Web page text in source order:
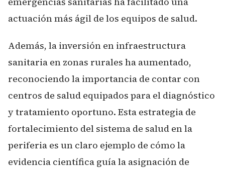
actuación más ágil de los equipos de salud.
Además, la inversión en infraestructura
sanitaria en zonas rurales ha aumentado,
reconociendo la importancia de contar con
centros de salud equipados para el diagnóstico
y tratamiento oportuno. Esta estrategia de
fortalecimiento del sistema de salud en la
periferia es un claro ejemplo de cómo la
evidencia científica guía la asignación de